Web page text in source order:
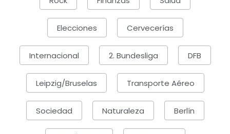
Elecciones Cervecerías
Internacional 2. Bundesliga DFB
Leipzig/Bruselas Transporte Aéreo
Sociedad Naturaleza Berlín